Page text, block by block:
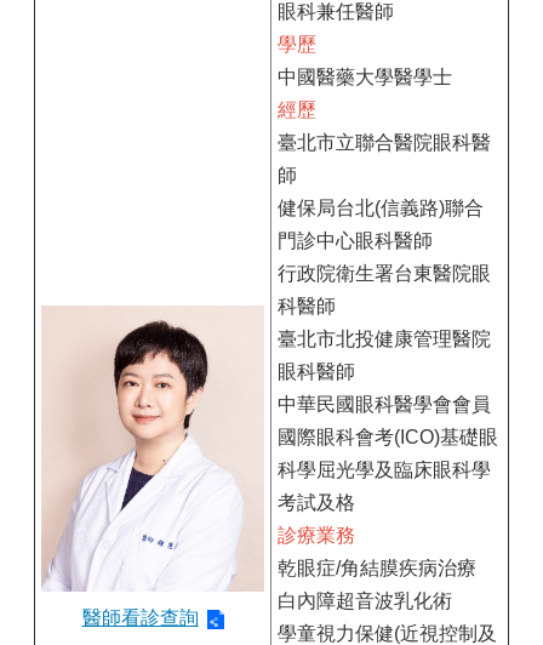
醫師看診查詢
眼科兼任醫師
學歷
中國醫藥大學醫學士
經歷
臺北市立聯合醫院眼科醫
師
健保局台北(信義路)聯合
門診中心眼科醫師
行政院衛生署台東醫院眼
科醫師
臺北市北投健康管理醫院
眼科醫師
中華民國眼科醫學會會員
國際眼科會考(ICO)基礎眼
科學屈光學及臨床眼科學
考試及格
診療業務
乾眼症/角結膜疾病治療
白內障超音波乳化術
學童視力保健(近視控制及